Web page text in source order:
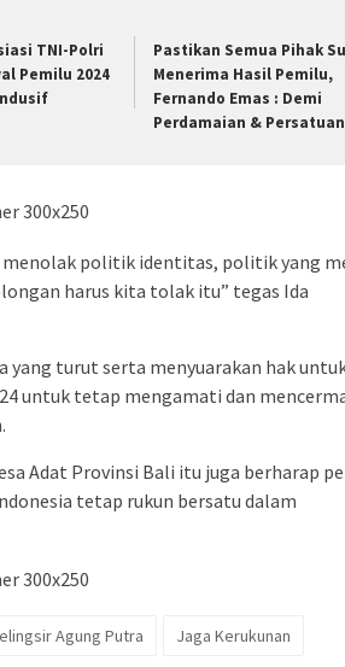
TNI-Polri
Pemilu 2024
Pastikan Semua Pihak
Menerima Hasil Pemilu,
Fernando Emas : Demi
Perdamaian & Persatuan
politik identitas, politik yang
harus kita tolak itu” tegas Ida
yang turut serta menyuarakan hak
untuk tetap mengamati dan
Adat Provinsi Bali itu juga berharap
tetap rukun bersatu dalam
Agung Putra
Jaga Kerukunan